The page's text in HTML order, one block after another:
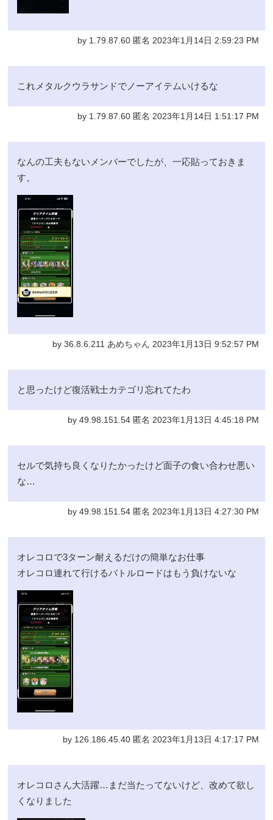
by 1.79.87.60 匿名 2023年1月14日 2:59:23 PM
これメタルクウラサンドでノーアイテムいけるな
by 1.79.87.60 匿名 2023年1月14日 1:51:17 PM
なんの工夫もないメンバーでしたが、一応貼っておきま
す。
by 36.8.6.211 あめちゃん 2023年1月13日 9:52:57 PM
と思ったけど復活戦士カテゴリ忘れてたわ
by 49.98.151.54 匿名 2023年1月13日 4:45:18 PM
セルで気持ち良くなりたかったけど面子の食い合わせ悪い
な…
by 49.98.151.54 匿名 2023年1月13日 4:27:30 PM
オレコロで3ターン耐えるだけの簡単なお仕事
オレコロ連れて行けるバトルロードはもう負けないな
by 126.186.45.40 匿名 2023年1月13日 4:17:17 PM
オレコロさん大活躍…まだ当たってないけど、改めて欲し
くなりました